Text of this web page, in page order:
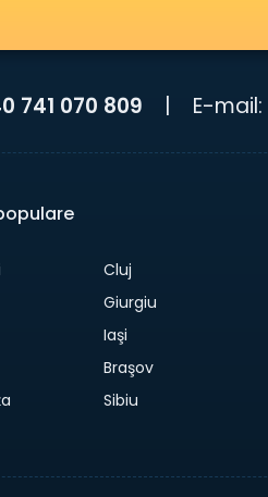
741 070 809 E-mail:
Cluj
Giurgiu
Iaşi
Braşov
Sibiu